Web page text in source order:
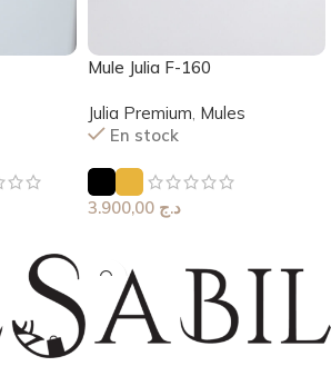
Mule Julia F-160
Julia Premium Mules
En stock
د.ج